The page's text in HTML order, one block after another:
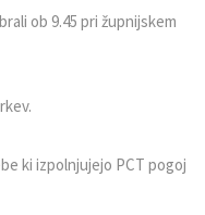
ob 9.45 pri župnijskem
ki izpolnjujejo PCT pogoj